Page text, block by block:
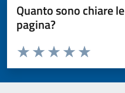
Quanto sono chiare
pagina?
Valuta da 1 a 5 stelle la pagina
Valuta 5
Valuta 4 stelle
Valuta 3 stelle su 5
Valuta 2 stelle su 5
Valuta 1 stelle su 5